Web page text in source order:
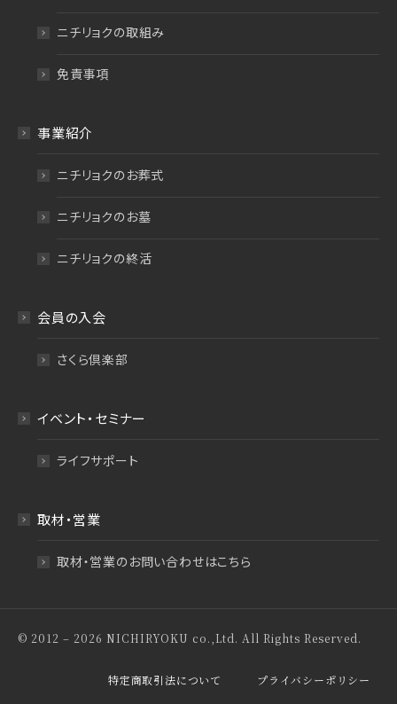
ニチリョクの取組み
免責事項
事業紹介
ニチリョクのお葬式
ニチリョクのお墓
ニチリョクの終活
会員の入会
さくら倶楽部
イベント・セミナー
ライフサポート
取材・営業
取材・営業のお問い合わせはこちら
© 2012 – 2026 NICHIRYOKU co.,Ltd. All Rights Reserved.
特定商取引法について プライバシーポリシー